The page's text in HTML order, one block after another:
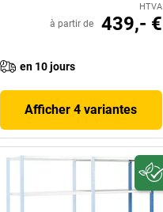
HTVA
à partir de 439,- €
en 10 jours
Afficher 4 variantes